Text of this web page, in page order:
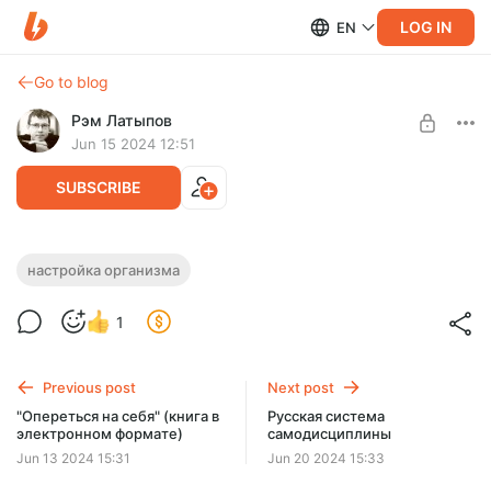
EN LOG IN
Go to blog
Рэм Латыпов
Jun 15 2024 12:51
SUBSCRIBE
Работающие рекомендации по
Практические работающие рекомендации, которые
Базовая поддержка
настройка организма
1
Previous post
"Опереться на себя" (книга в
электронном формате)
Jun 13 2024 15:31
Next post
Русская система
самодисциплины
Jun 20 2024 15:33